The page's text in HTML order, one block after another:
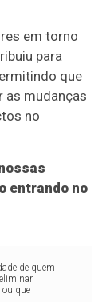
em torno
para
que
as mudanças
no
entrando no
de quem
que